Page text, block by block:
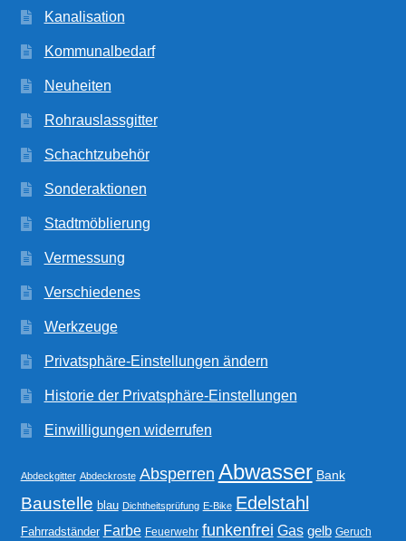
Kanalisation
Kommunalbedarf
Neuheiten
Rohrauslassgitter
Schachtzubehör
Sonderaktionen
Stadtmöblierung
Vermessung
Verschiedenes
Werkzeuge
Privatsphäre-Einstellungen ändern
Historie der Privatsphäre-Einstellungen
Einwilligungen widerrufen
Abdeckgitter Abdeckroste Absperren Abwasser Bank
Baustelle blau Dichtheitsprüfung E-Bike Edelstahl
Fahrradständer Farbe Feuerwehr funkenfrei Gas gelb Geruch